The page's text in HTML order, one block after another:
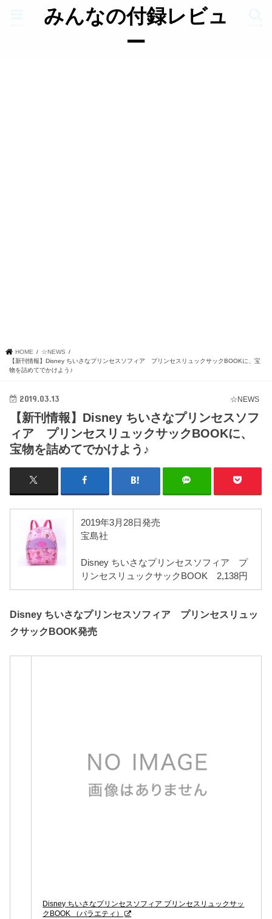
みんなの付録レビュ
ー
HOME
☆NEWS
【新刊情報】Disney ちいさなプリンセスソフィア プリンセスリュックサックBOOKに、宝
物を詰めてでかけよう♪
☆NEWS
2019.03.13
【新刊情報】Disney ちいさなプリンセスソフ
ィア プリンセスリュックサックBOOKに、
宝物を詰めてでかけよう♪
2019年3月28日発売
宝島社
Disney ちいさなプリンセスソフィア プ
リンセスリュックサックBOOK 2,138円
Disney ちいさなプリンセスソフィア プリンセスリュッ
クサックBOOK発売
Disney ちいさなプリンセスソフィア プリンセスリュックサッ
クBOOK （バラエティ）